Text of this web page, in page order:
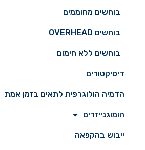
בוחשים מחוממים
בוחשים OVERHEAD
בוחשים ללא חימום
דיסיקטורים
הדמיה הולוגרפית לתאים בזמן אמת
הומוגנייזרים
ייבוש בהקפאה